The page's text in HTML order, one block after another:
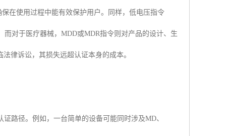
在使用过程中能有效保护用户。同样，低电压指令
对于医疗器械，MDD或MDR指令则对产品的设计、生
律诉讼，其损失远超认证本身的成本。
路径。例如，一台简单的设备可能同时涉及MD、